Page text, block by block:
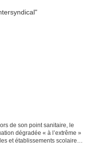
de son point sanitaire, le
dégradée « à l’extrême »
et établissements scolaires.